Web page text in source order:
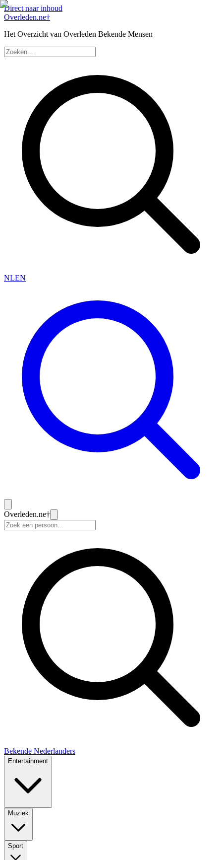
Direct naar inhoud
Overleden.ne†
Het Overzicht van Overleden Bekende Mensen
NLEN
Overleden.ne†
Bekende Nederlanders
Entertainment
Muziek
Sport